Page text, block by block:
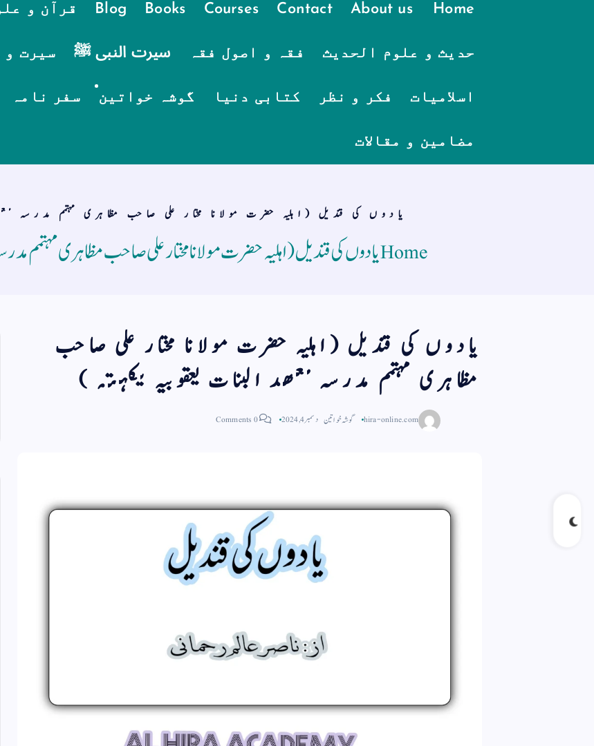
Home
About us
Contact
Courses
Books
Blog قرآن و
حدیث و علوم الحدیث فقہ و اصول فقہ سیرت النبی ﷺ سیرت و
اسلامیات فکر و نظر کتابی دنیا گوشہ خواتین سفر نامہ
مضامین و مقالات
یادوں کی قندیل (اہلیہ حضرت مولانا مختار علی صاحب مظاہری مہتمم مدرسہ
Homeیادوں کی قندیل (اہلیہ حضرت مولانا مختار علی صاحب مظاہری مہتمم
یادوں کی قندیل (اہلیہ حضرت مولانا مختار علی صاحب
مظاہری مہتمم مدرسہ معھد البنات یعقوبیہ یکہتہ )
hira-online.com گوشہ خواتین دسمبر 4, 2024 0 Comments